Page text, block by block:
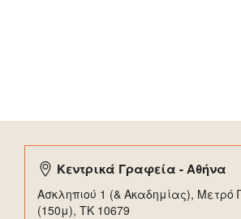
Κεντρικά Γραφεία - Αθήνα
Ασκληπιού 1 (& Ακαδημίας), Μετρό
(150μ), TK 10679